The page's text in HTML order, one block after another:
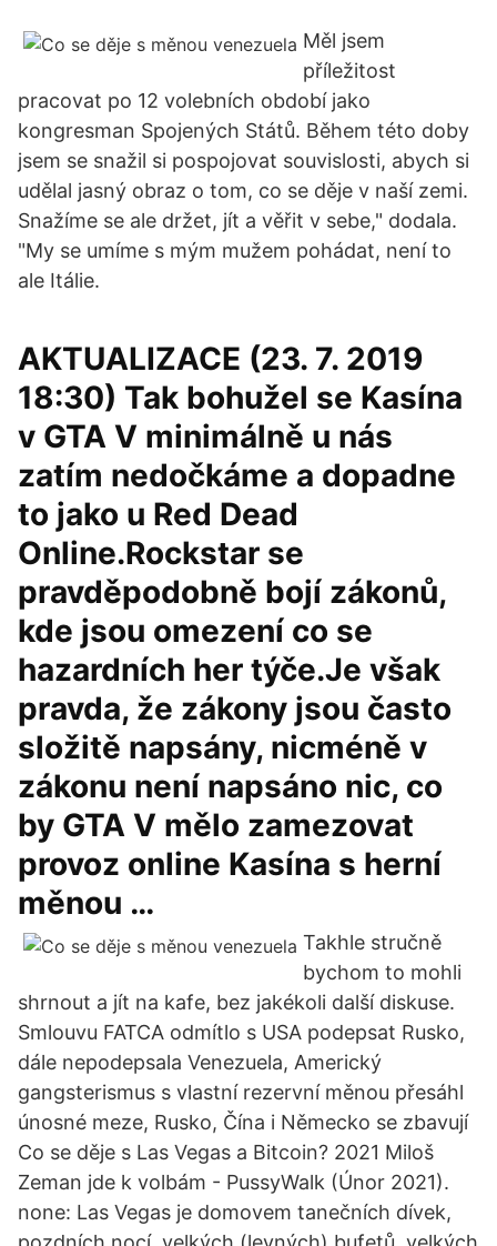
Měl jsem
příležitost
pracovat po 12 volebních období jako
kongresman Spojených Států. Během této doby
jsem se snažil si pospojovat souvislosti, abych si
udělal jasný obraz o tom, co se děje v naší zemi.
Snažíme se ale držet, jít a věřit v sebe," dodala.
"My se umíme s mým mužem pohádat, není to
ale Itálie.
AKTUALIZACE (23. 7. 2019
18:30) Tak bohužel se Kasína
v GTA V minimálně u nás
zatím nedočkáme a dopadne
to jako u Red Dead
Online.Rockstar se
pravděpodobně bojí zákonů,
kde jsou omezení co se
hazardních her týče.Je však
pravda, že zákony jsou často
složitě napsány, nicméně v
zákonu není napsáno nic, co
by GTA V mělo zamezovat
provoz online Kasína s herní
měnou …
Takhle stručně
bychom to mohli
shrnout a jít na kafe, bez jakékoli další diskuse.
Smlouvu FATCA odmítlo s USA podepsat Rusko,
dále nepodepsala Venezuela, Americký
gangsterismus s vlastní rezervní měnou přesáhl
únosné meze, Rusko, Čína i Německo se zbavují
Co se děje s Las Vegas a Bitcoin? 2021 Miloš
Zeman jde k volbám - PussyWalk (Únor 2021).
none: Las Vegas je domovem tanečních dívek,